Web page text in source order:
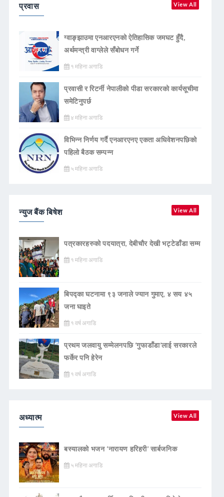
प्रवास View All
ग्वाङ्झाउमा एनआरएनको ऐतिहासिक जमघट हुँदै,
अर्थमन्त्री वाग्लेले सँबोधन गर्ने
१ महिना अगाडि
प्रवासी र रिटर्नी नेपालीको पीडा सरकारको कार्यसूचीमा
समेटिनुपर्छ
४ महिना अगाडि
विभिन्न निर्णय गर्दै एनआरएनए एकता अधिवेशनपछिको
पहिलो बैठक सम्पन्न
५ महिना अगाडि
न्युज बैंक बिषेश View All
पत्रकारहरुको पदयात्रा, देबीचौर देखी भट्टेडाँडा सम्म
१ महिना अगाडि
बिपद्का घटनामा ९३ जनाले ज्यान गुमाए, ४ सय ४५
जना घाइते
१ वर्ष अगाडि
प्रथम जलवायु सम्मेलनपछि ‘गुफाडाँडा’लाई सरकारले
फर्केर पनि हेरेन
१ वर्ष अगाडि
अध्यात्म View All
बस्यालको भजन ‘नारायण हरिहरी’ सार्बजनिक
५ महिना अगाडि